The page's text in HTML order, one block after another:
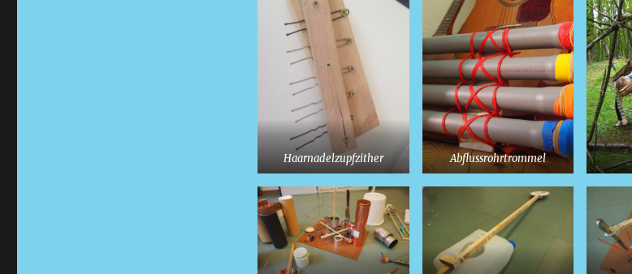
Haarnadelzupfzither Abflussrohrtrommel